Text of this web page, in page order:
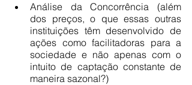
Análise da Concorrência (além
dos preços, o que essas outras
instituições têm desenvolvido de
ações como facilitadoras para a
sociedade e não apenas com o
intuito de captação constante de
maneira sazonal?)